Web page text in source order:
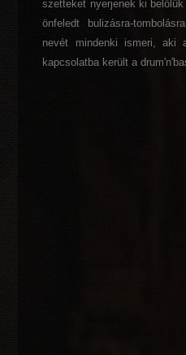
szetteket nyerjenek ki
önfeledt bulizásra-
nevét mindenki ismeri, aki
kapcsolatba került a